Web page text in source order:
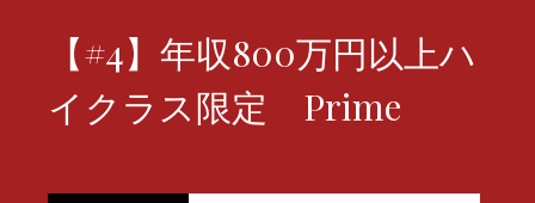
【#4】年収800万円以上ハ
イクラス限定 Prime